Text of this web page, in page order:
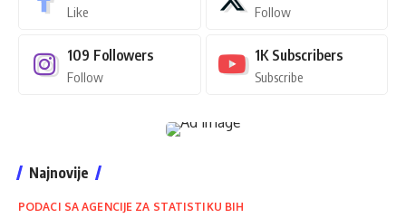
Like Follow
109 Followers
Follow
1K Subscribers
Subscribe
Najnovije
PODACI SA AGENCIJE ZA STATISTIKU BIH